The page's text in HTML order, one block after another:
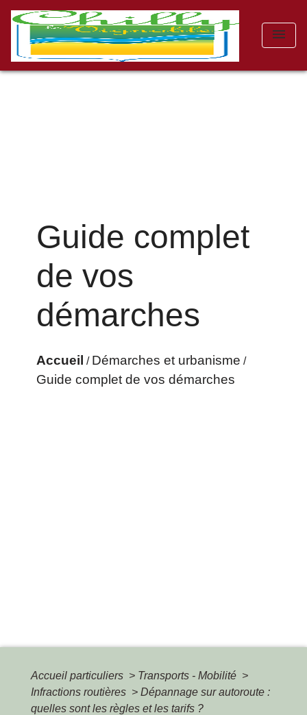
menu
Guide complet
de vos
démarches
Accueil / Démarches et urbanisme /
Guide complet de vos démarches
Accueil particuliers > Transports - Mobilité >
Infractions routières > Dépannage sur autoroute :
quelles sont les règles et les tarifs ?